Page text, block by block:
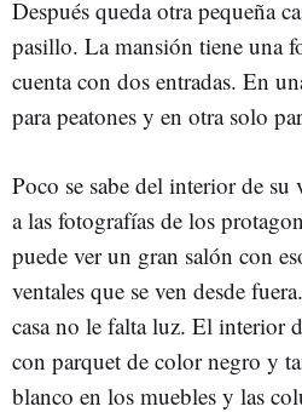
Después queda otra pequeña
pasillo. La mansión tiene una
cuenta con dos entradas. En
para peatones y en otra solo
Poco se sabe del interior de
a las fotografías de los
puede ver un gran salón con
ventales que se ven desde
casa no le falta luz. El interior
con parquet de color negro y
blanco en los muebles y las